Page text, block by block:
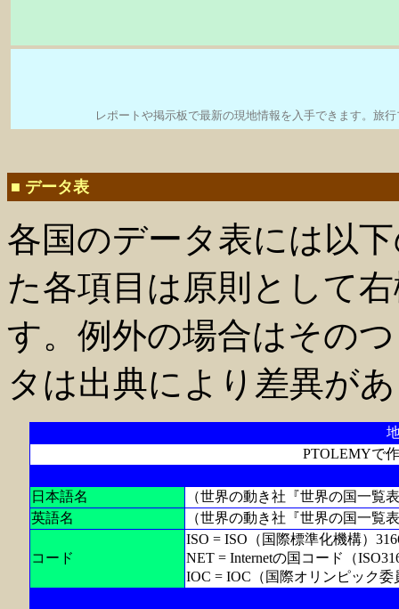
レポートや掲示板で最新の現地情報を入手できます。旅
■ データ表
各国のデータ表には以
た各項目は原則として
す。例外の場合はその
タは出典により差異が
PTOLEMYで
日本語名
（世界の動き社『世界の国一覧
英語名
（世界の動き社『世界の国一覧
コード
ISO = ISO（国際標準化機構）
NET = Internetの国コード（
IOC = IOC（国際オリンピック